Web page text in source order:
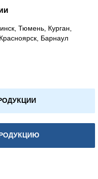
Тюмень, Курган,
Барнаул